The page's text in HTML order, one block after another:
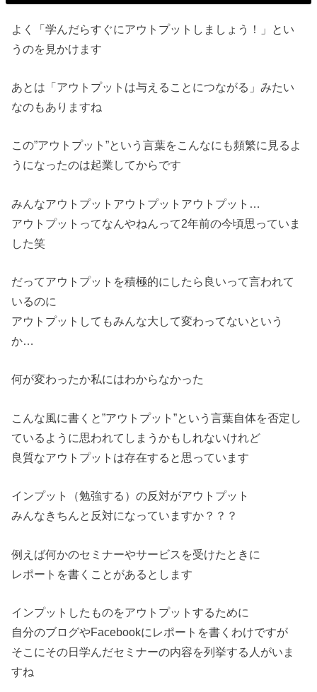
よく「学んだらすぐにアウトプットしましょう！」とい
うのを見かけます
あとは「アウトプットは与えることにつながる」みたい
なのもありますね
この”アウトプット”という言葉をこんなにも頻繁に見るよ
うになったのは起業してからです
みんなアウトプットアウトプットアウトプット…
アウトプットってなんやねんって2年前の今頃思っていま
した笑
だってアウトプットを積極的にしたら良いって言われて
いるのに
アウトプットしてもみんな大して変わってないという
か…
何が変わったか私にはわからなかった
こんな風に書くと”アウトプット”という言葉自体を否定し
ているように思われてしまうかもしれないけれど
良質なアウトプットは存在すると思っています
インプット（勉強する）の反対がアウトプット
みんなきちんと反対になっていますか？？？
例えば何かのセミナーやサービスを受けたときに
レポートを書くことがあるとします
インプットしたものをアウトプットするために
自分のブログやFacebookにレポートを書くわけですが
そこにその日学んだセミナーの内容を列挙する人がいま
すね